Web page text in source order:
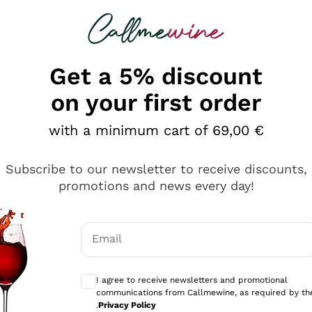
looking for
diversi e con un ampio range di prezzo. Le
Get a 5% discount
on your first order
with a minimum cart of 69,00 €
Subscribe to our newsletter to receive discounts,
promotions and news every day!
Email
I agree to receive newsletters and promotional
communications from Callmewine, as required by
.Privacy Policy